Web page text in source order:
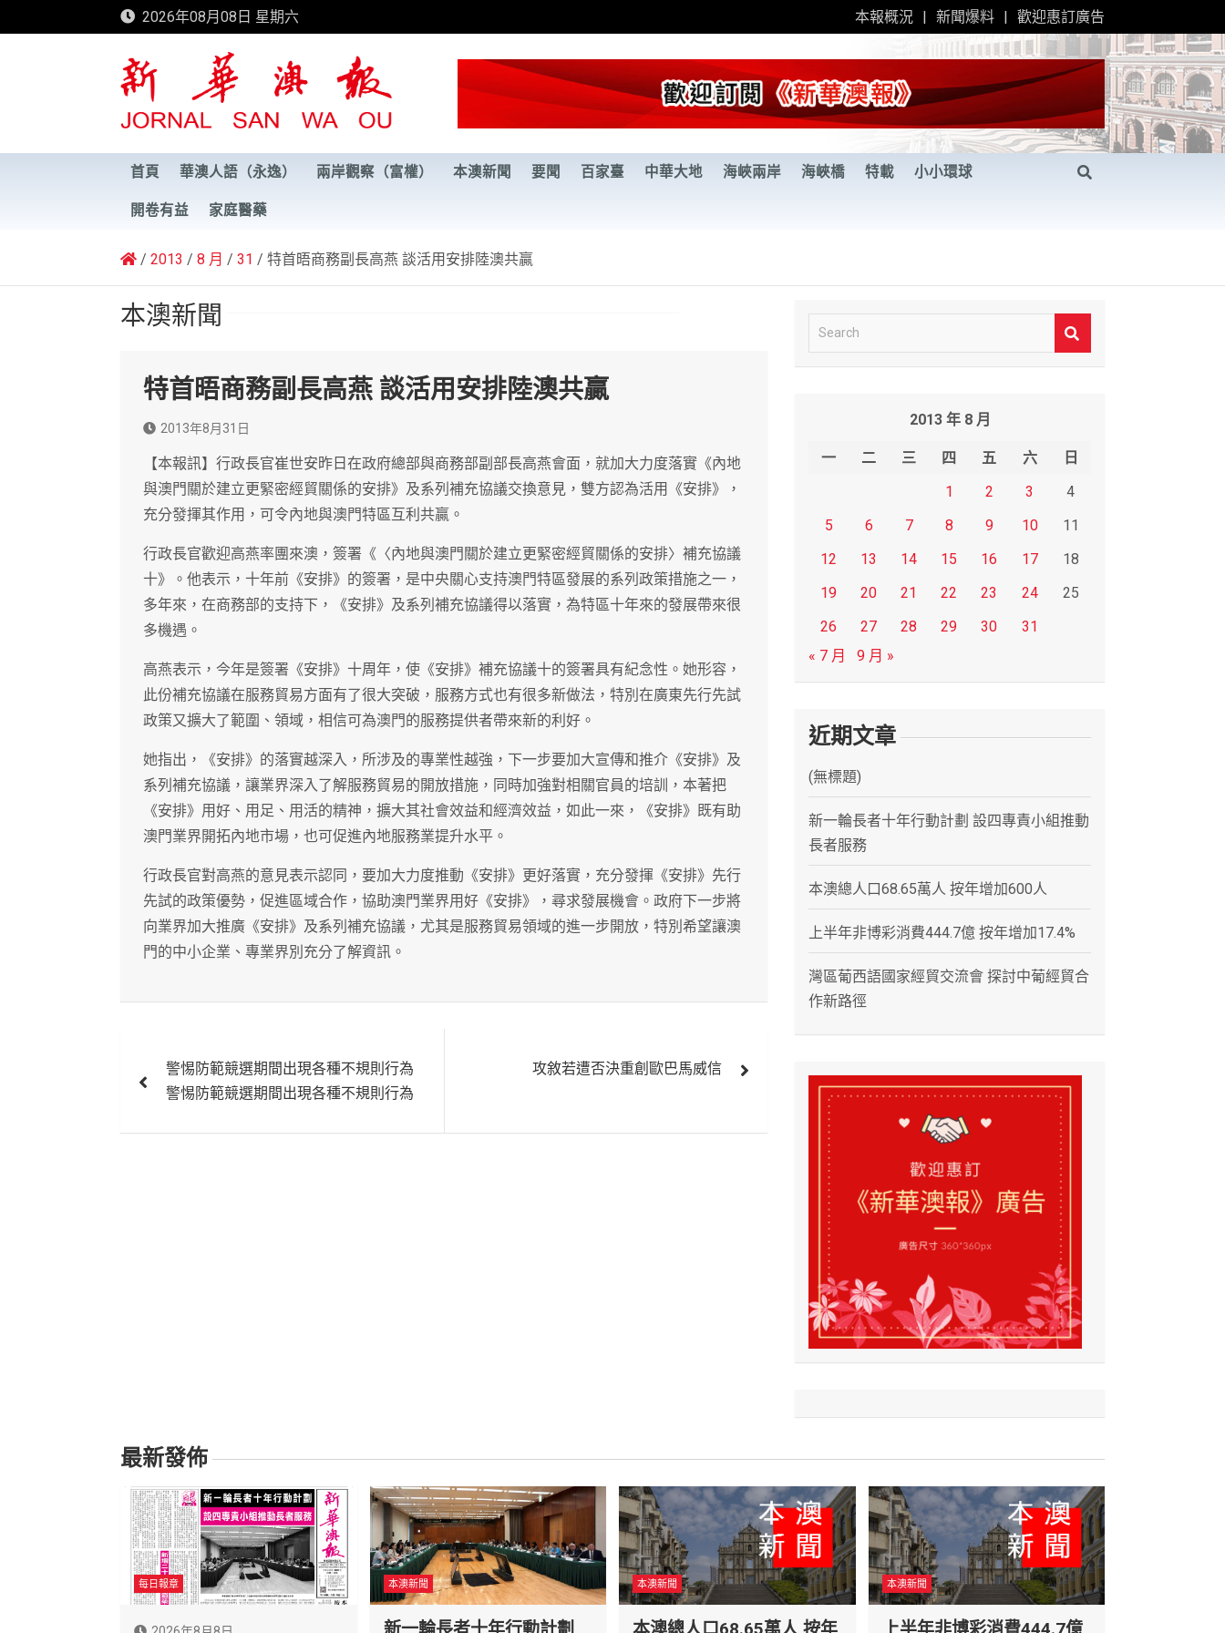
to
2026年08月08日 星期六 本報概況 新聞爆料 歡迎惠訂廣告
新華澳報
首頁 華澳人語（永逸） 兩岸觀察（富權） 本澳新聞 要聞 百家臺 中華大地 海峽兩岸 海峽橋 特載 小小環球
開卷有益 家庭醫藥
2013 8 月 31 特首晤商務副長高燕 談活用安排陸澳共贏
本澳新聞
特首晤商務副長高燕 談活用安排陸澳共贏
2013年8月31日
【本報訊】行政長官崔世安昨日在政府總部與商務部副部長高燕會面，就加大力度落實《內地
與澳門關於建立更緊密經貿關係的安排》及系列補充協議交換意見，雙方認為活用《安排》，
充分發揮其作用，可令內地與澳門特區互利共贏。
行政長官歡迎高燕率團來澳，簽署《〈內地與澳門關於建立更緊密經貿關係的安排〉補充協議
十》。他表示，十年前《安排》的簽署，是中央關心支持澳門特區發展的系列政策措施之一，
多年來，在商務部的支持下，《安排》及系列補充協議得以落實，為特區十年來的發展帶來很
多機遇。
高燕表示，今年是簽署《安排》十周年，使《安排》補充協議十的簽署具有紀念性。她形容，
此份補充協議在服務貿易方面有了很大突破，服務方式也有很多新做法，特別在廣東先行先試
政策又擴大了範圍、領域，相信可為澳門的服務提供者帶來新的利好。
她指出，《安排》的落實越深入，所涉及的專業性越強，下一步要加大宣傳和推介《安排》及
系列補充協議，讓業界深入了解服務貿易的開放措施，同時加強對相關官員的培訓，本著把
《安排》用好、用足、用活的精神，擴大其社會效益和經濟效益，如此一來，《安排》既有助
澳門業界開拓內地市場，也可促進內地服務業提升水平。
行政長官對高燕的意見表示認同，要加大力度推動《安排》更好落實，充分發揮《安排》先行
先試的政策優勢，促進區域合作，協助澳門業界用好《安排》，尋求發展機會。政府下一步將
向業界加大推廣《安排》及系列補充協議，尤其是服務貿易領域的進一步開放，特別希望讓澳
門的中小企業、專業界別充分了解資訊。
章
警惕防範競選期間出現各種不規則行為
警惕防範競選期間出現各種不規則行為
攻敘若遭否決重創歐巴馬威信
e
2013 年 8 月
一 二 三 四 五 六
日
1
2 3
4
5
6 7 8 9 10
11
12
13 14 15 16 17
18
19
20 21 22 23 24
25
26
27 28 29 30
31
« 7 月
9 月 »
近期文章
(無標題)
新一輪長者十年行動計劃 設四專責小組推動
長者服務
本澳總人口68.65萬人 按年增加600人
上半年非博彩消費444.7億 按年增加17.4%
灣區葡西語國家經貿交流會 探討中葡經貿合
作新路徑
最新發佈
每日報章 本澳新聞 本澳新聞 本澳新聞